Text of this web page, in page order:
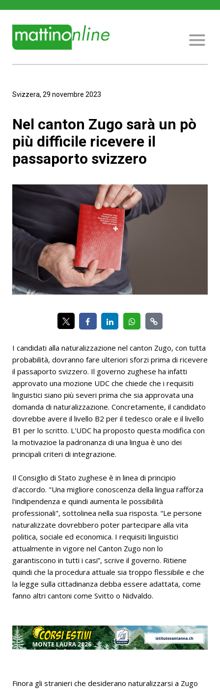
Svizzera, 29 novembre 2023
Nel canton Zugo sarà un pò
più difficile ricevere il
passaporto svizzero
I candidati alla naturalizzazione nel canton Zugo, con tutta
probabilità, dovranno fare ulteriori sforzi prima di ricevere
il passaporto svizzero. Il governo zughese ha infatti
approvato una mozione UDC che chiede che i requisiti
linguistici siano più severi prima che sia approvata una
domanda di naturalizzazione. Concretamente, il candidato
dovrebbe avere il livello B2 per il tedesco orale e il livello
B1 per lo scritto. L'UDC ha proposto questa modifica con
la motivazioe la padronanza di una lingua è uno dei
principali criteri di integrazione.
Il Consiglio di Stato zughese è in linea di principio
d'accordo. "Una migliore conoscenza della lingua rafforza
l'indipendenza e quindi aumenta le possibilità
professionali", sottolinea nella sua risposta. “Le persone
naturalizzate dovrebbero poter partecipare alla vita
politica, sociale ed economica. I requisiti linguistici
attualmente in vigore nel Canton Zugo non lo
garantiscono in tutti i casi”, scrive il governo. Ritiene
quindi che la procedura attuale sia troppo flessibile e che
la legge sulla cittadinanza debba essere adattata, come
fanno altri cantoni come Svitto o Nidvaldo.
Finora gli stranieri che desiderano naturalizzarsi a Zugo